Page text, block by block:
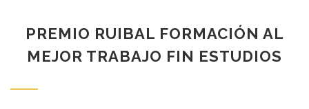
PREMIO RUIBAL FORMACIÓN AL
MEJOR TRABAJO FIN ESTUDIOS